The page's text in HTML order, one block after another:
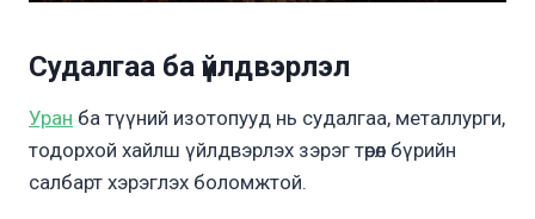
Судалгаа ба үйлдвэрлэл
Уран ба түүний изотопууд нь судалгаа, металлурги,
тодорхой хайлш үйлдвэрлэх зэрэг төрөл бүрийн
салбарт хэрэглэх боломжтой.